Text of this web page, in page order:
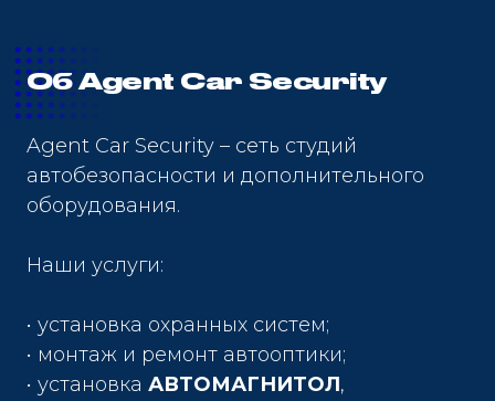
Об Agent Car Security
Agent Car Security – сеть студий
автобезопасности и дополнительного
оборудования.
Наши услуги:
• установка охранных систем;
• монтаж и ремонт автооптики;
• установка АВТОМАГНИТОЛ,